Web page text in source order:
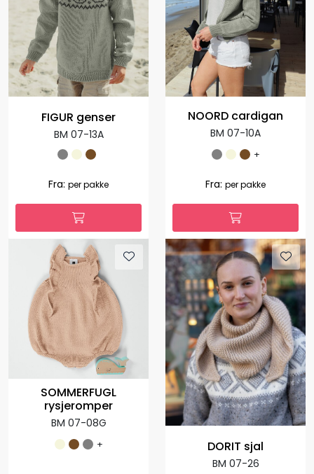
FIGUR genser
BM 07-13A
Fra: per pakke
NOORD cardigan
BM 07-10A
+
Fra: per pakke
SOMMERFUGL
rysjeromper
BM 07-08G
+ DORIT sjal
BM 07-26